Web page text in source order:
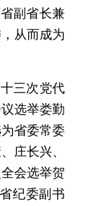
副省长兼
从而成为
三次党代
选举娄勤
省委常委
庄长兴、
会选举贺
纪委副书